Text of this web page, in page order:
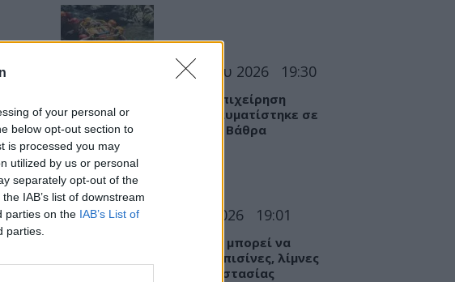
of your personal or
below opt-out section to
is processed you may
utilized by us or personal
separately opt-out of the
IAB’s list of downstream
parties on the IAB’s List of
parties.
06 Αυγούστου 2026 19:30
Σαμοθράκη: Αγωνιώδης επιχείρηση
διάσωσης 15χρονης – Τραυματίστηκε σε
δύσβατο σημείο στη Γριά Βάθρα
ΥΓΕΙΑ 06 Αυγούστου 2026 19:01
5 σοβαρές λοιμώξεις που μπορεί να
πάθουμε από το νερό σε πισίνες, λίμνες
και ποτάμια – Μέτρα προστασίας